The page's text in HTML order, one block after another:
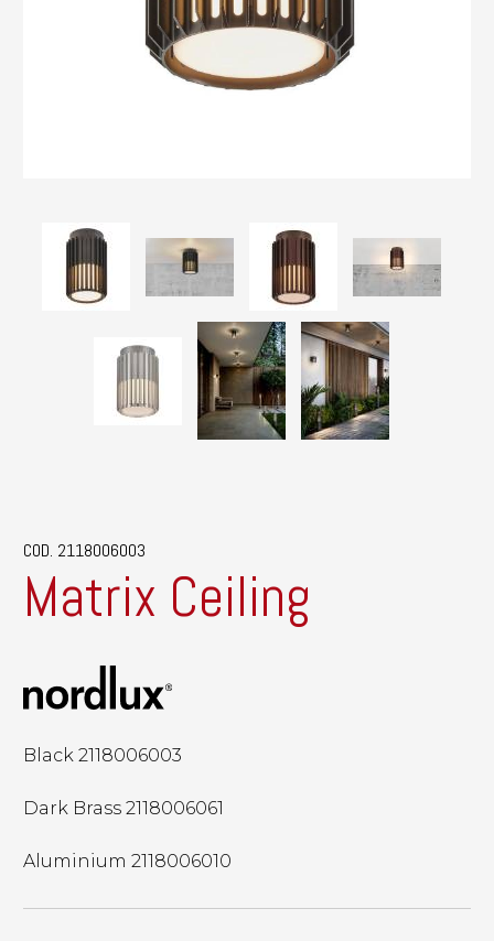
COD. 2118006003
Matrix Ceiling
Black 2118006003
Dark Brass 2118006061
Aluminium 2118006010